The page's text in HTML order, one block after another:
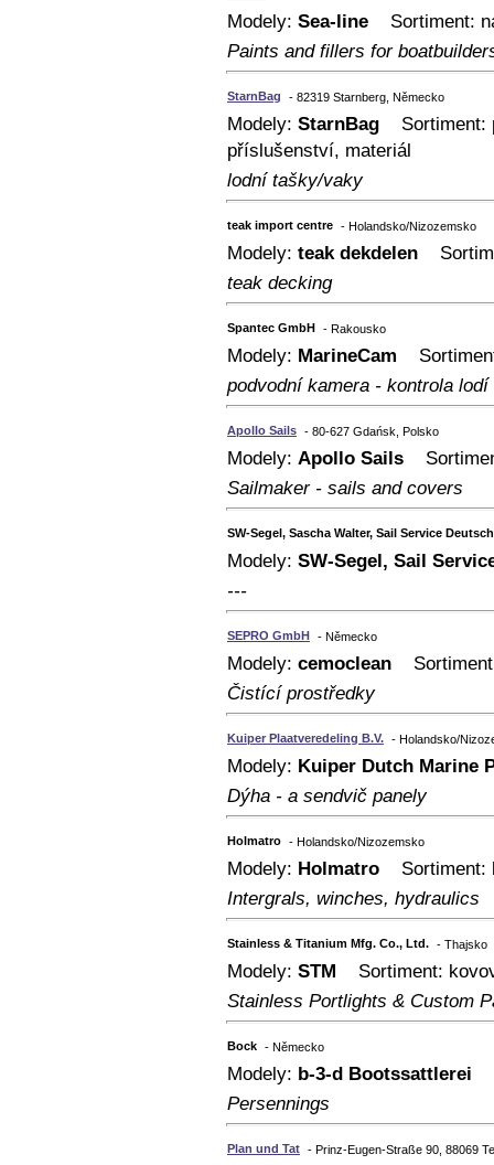
Modely: Sea-line Sortiment:
Paints and fillers for
StarnBag - 82319 Starnberg, Německo
Modely: StarnBag Sortiment:
příslušenství, materiál
lodní tašky/vaky
teak import centre - Holandsko/Nizozemsko
Modely: teak dekdelen
teak decking
Spantec GmbH - Rakousko
Modely: MarineCam
podvodní kamera - kontrola lodí
Apollo Sails - 80-627 Gdańsk, Polsko
Modely: Apollo Sails
Sailmaker - sails and covers
SW-Segel, Sascha Walter, Sail Service
Modely: SW-Segel, Sail
---
SEPRO GmbH - Německo
Modely: cemoclean
Čistící prostředky
Kuiper Plaatveredeling B.V. - Holandsko/
Modely: Kuiper Dutch Marine
Dýha - a sendvič panely
Holmatro - Holandsko/Nizozemsko
Modely: Holmatro Sortiment:
Intergrals, winches, hydraulics
Stainless & Titanium Mfg. Co., Ltd. - Thajsko
Modely: STM Sortiment:
Stainless Portlights & Custom
Bock - Německo
Modely: b-3-d Bootssattlerei
Persennings
Plan und Tat - Prinz-Eugen-Straße 90, 88069